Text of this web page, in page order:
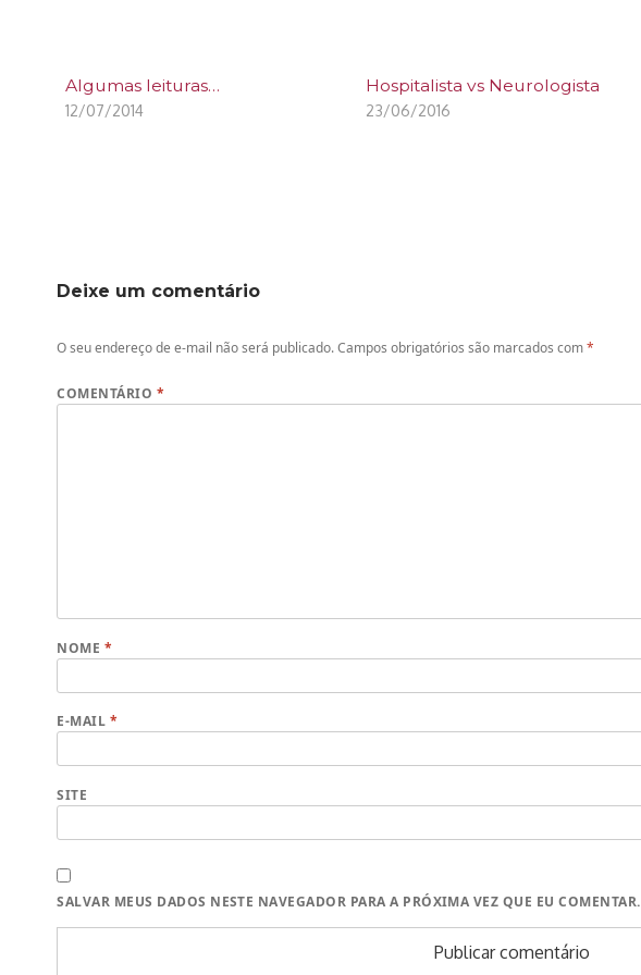
Algumas leituras…
12/07/2014
Hospitalista vs Neurologista
23/06/2016
Deixe um comentário
O seu endereço de e-mail não será publicado.Campos obrigatórios são marcados com*
COMENTÁRIO *
NOME *
E-MAIL *
SITE
SALVAR MEUS DADOS NESTE NAVEGADOR PARA A PRÓXIMA VEZ QUE EU COMENTAR.